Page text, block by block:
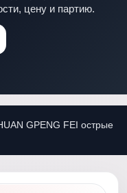
цену и партию.
GPENG FEI острые